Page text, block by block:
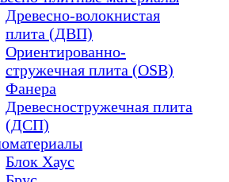
Древесно-волокнистая
плита (ДВП)
Ориентированно-
стружечная плита (OSB)
Фанера
Древесностружечная плита
(ДСП)
Блок Хаус